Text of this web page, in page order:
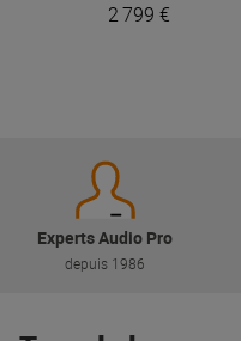
2 799 €
Experts Audio Pro
depuis 1986